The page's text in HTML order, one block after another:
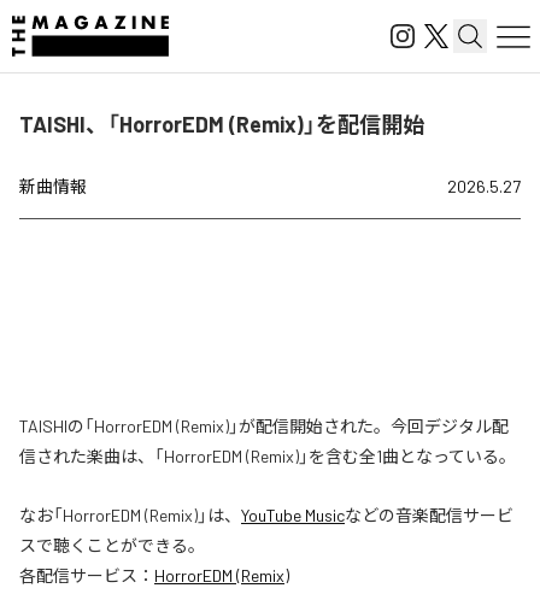
TAISHI、「HorrorEDM (Remix)」を配信開始
新曲情報 2026.5.27
TAISHIの「HorrorEDM (Remix)」が配信開始された。今回デジタル配
信された楽曲は、「HorrorEDM (Remix)」を含む全1曲となっている。
なお「HorrorEDM (Remix)」は、 YouTube Musicなどの音楽配信サービ
スで聴くことができる。
各配信サービス： HorrorEDM (Remix)